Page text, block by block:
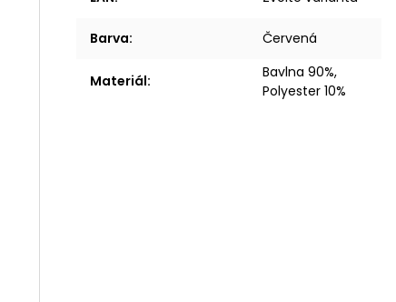
Barva: Červená
Materiál:
Bavlna 90%,
Polyester 10%